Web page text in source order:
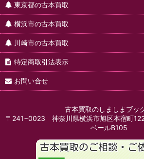
東京都の古本買取
横浜市の古本買取
川崎市の古本買取
特定商取引法表示
お問い合せ
古本買取のしましまブッ
〒241−0023 神奈川県横浜市旭区本宿町
ベールB105